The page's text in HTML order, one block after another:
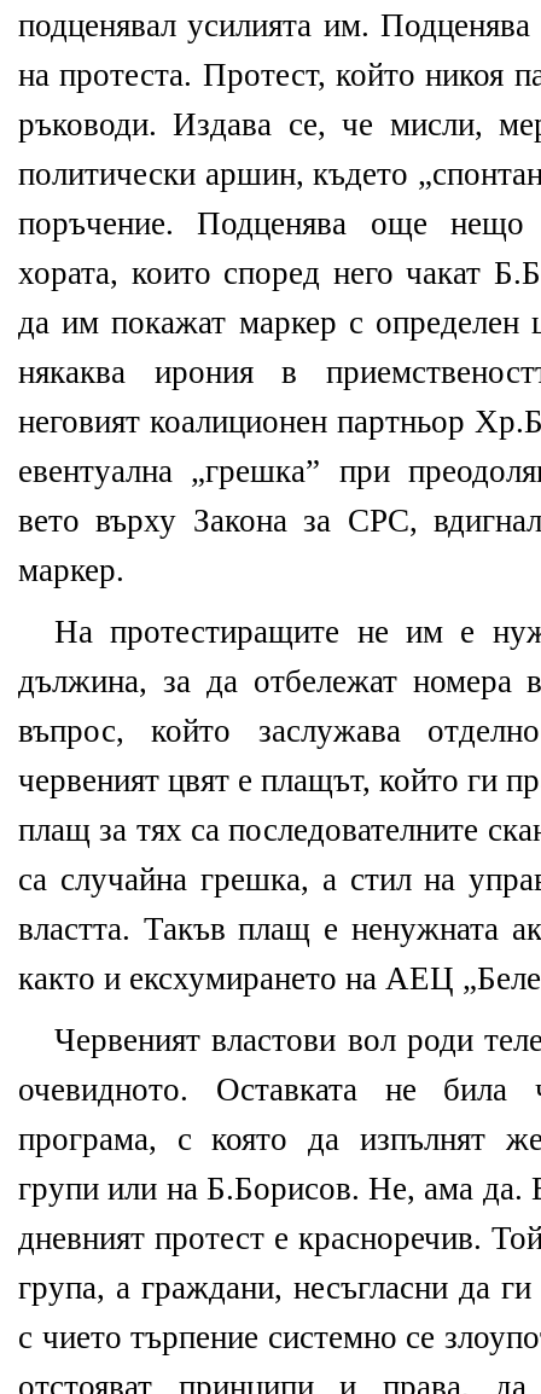
подценявал усилията им.
на протеста. Протест, който никоя
ръководи. Издава се, че мисли,
политически аршин, където
поръчение. Подценява още нещо
хората, които според него чакат
да им покажат маркер с определен
някаква ирония в
неговият коалиционен партньор
евентуална „грешка” при
вето върху Закона за СРС,
маркер.
На протестиращите не им е
дължина, за да отбележат номера
въпрос, който заслужава
червеният цвят е плащът, който ги
плащ за тях са последователните
са случайна грешка, а стил на
властта. Такъв плащ е ненужната
както и ексхумирането на АЕЦ
Червеният властови вол роди
очевидното. Оставката не била
програма, с която да изпълнят
групи или на Б.Борисов. Не, ама да.
дневният протест е красноречив.
група, а граждани, несъгласни да
с чието търпение системно се
отстояват принципи и права, да